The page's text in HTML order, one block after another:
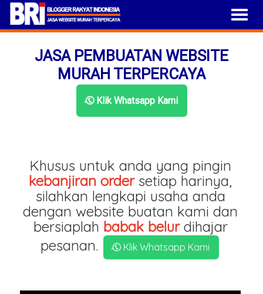
JASA PEMBUATAN WEBSITE
MURAH TERPERCAYA
Klik Whatsapp Kami
Khusus untuk anda yang pingin
kebanjiran ordersetiap harinya,
silahkan lengkapi usaha anda
dengan website buatan kami dan
bersiaplah babak belurdihajar
pesanan.
Klik Whatsapp Kami